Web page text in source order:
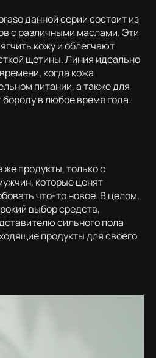
данной серии состоит из
с различными маслами. Эти
кожу и облегчают
щетины. Линия идеально
когда кожа
питании, а также для
в любое время года.
продукты, только с
которые ценят
что-то новое. В целом,
выбор средств,
сильного пола
продукты для своего